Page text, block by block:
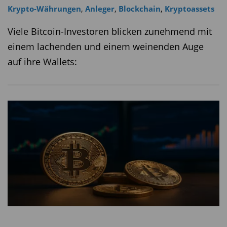
Krypto-Währungen, Anleger, Blockchain, Kryptoassets
Viele Bitcoin-Investoren blicken zunehmend mit
einem lachenden und einem weinenden Auge
auf ihre Wallets: